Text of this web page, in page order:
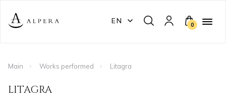
EN 0
Main Works performed Litagra
LITAGRA